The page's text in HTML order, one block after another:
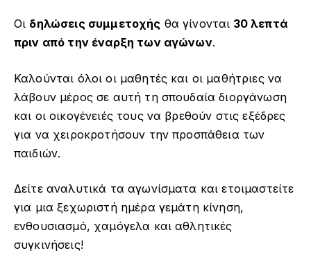
Οι δηλώσεις συμμετοχής θα γίνονται 30 λεπτά
πριν από την έναρξη των αγώνων.
Καλούνται όλοι οι μαθητές και οι μαθήτριες να
λάβουν μέρος σε αυτή τη σπουδαία διοργάνωση
και οι οικογένειές τους να βρεθούν στις εξέδρες
για να χειροκροτήσουν την προσπάθεια των
παιδιών.
Δείτε αναλυτικά τα αγωνίσματα και ετοιμαστείτε
για μια ξεχωριστή ημέρα γεμάτη κίνηση,
ενθουσιασμό, χαμόγελα και αθλητικές
συγκινήσεις!